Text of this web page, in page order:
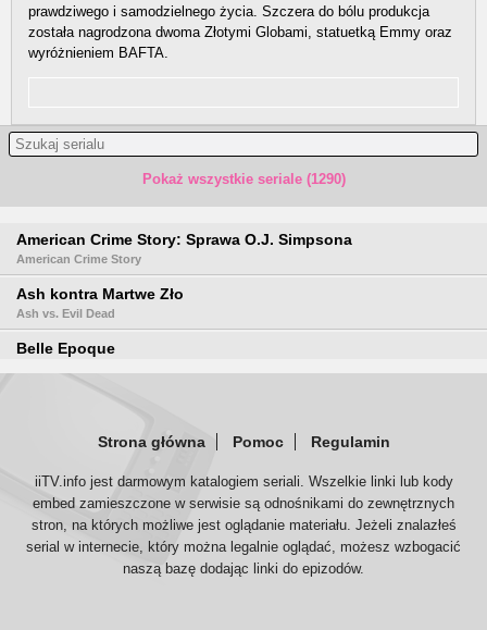
prawdziwego i samodzielnego życia. Szczera do bólu produkcja
została nagrodzona dwoma Złotymi Globami, statuetką Emmy oraz
wyróżnieniem BAFTA.
Pokaż wszystkie seriale (1290)
American Crime Story: Sprawa O.J. Simpsona
American Crime Story
Ash kontra Martwe Zło
Ash vs. Evil Dead
Belle Epoque
Czysta krew
Dexter
Ekipa
Strona główna Pomoc Regulamin
iiTV.info jest darmowym katalogiem seriali. Wszelkie linki lub kody
embed zamieszczone w serwisie są odnośnikami do zewnętrznych
stron, na których możliwe jest oglądanie materiału. Jeżeli znalazłeś
serial w internecie, który można legalnie oglądać, możesz wzbogacić
naszą bazę dodając linki do epizodów.